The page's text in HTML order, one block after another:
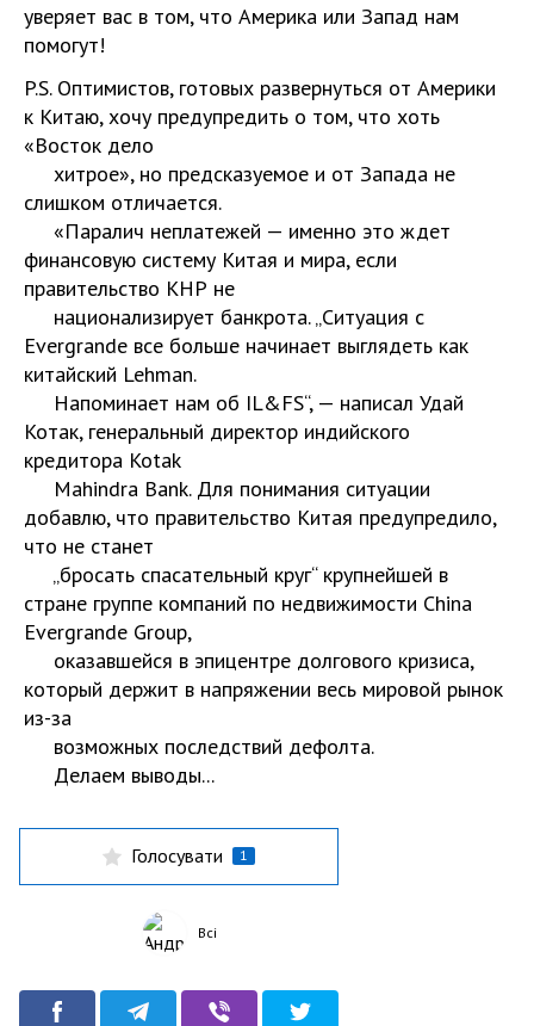
уверяет вас в том, что Америка или Запад нам
помогут!
P.S. Оптимистов, готовых развернуться от Америки
к Китаю, хочу предупредить о том, что хоть
«Восток дело
хитрое», но предсказуемое и от Запада не
слишком отличается.
«Паралич неплатежей — именно это ждет
финансовую систему Китая и мира, если
правительство КНР не
национализирует банкрота. „Ситуация с
Evergrande все больше начинает выглядеть как
китайский Lehman.
Напоминает нам об IL&FS“, — написал Удай
Котак, генеральный директор индийского
кредитора Kotak
Mahindra Bank. Для понимания ситуации
добавлю, что правительство Китая предупредило,
что не станет
„бросать спасательный круг“ крупнейшей в
стране группе компаний по недвижимости China
Evergrande Group,
оказавшейся в эпицентре долгового кризиса,
который держит в напряжении весь мировой рынок
из-за
возможных последствий дефолта.
Делаем выводы...
Голосувати 1
Всі